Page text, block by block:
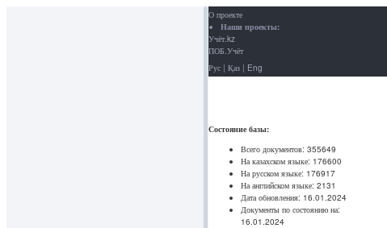
О проекте
Наши проекты:
Учёт.kz
ПОБ.Учёт
Рус | Қаз | Eng
Состояние базы:
Всего документов: 355649
На казахском языке: 176600
На русском языке: 176917
На английском языке: 2131
Дата обновления: 16.01.2024
Документы по состоянию на:
16.01.2024